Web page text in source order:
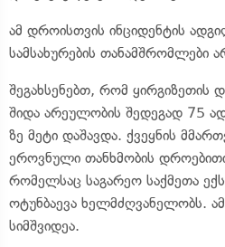
ამ დროისთვის ინციდენტის
სამსახურების თანამშრომლები
შეგახსენებთ, რომ ყირგიზეთის
შიდა არეულობის შედეგად 75
ზე მეტი დაშავდა. ქვეყნის
ეროვნული თანხმობის
რომელსაც საგარეო საქმეთა
ოტუნბაევა ხელმძღვანელობს.
სიმშვიდეა.